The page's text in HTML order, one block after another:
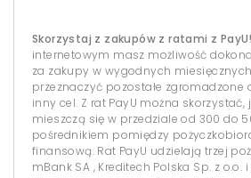
Skorzystaj z zakupów z ratami z PayU!
internetowym masz możliwość
za zakupy w wygodnych
przeznaczyć pozostałe zgromadzone
inny cel. Z rat PayU można skorzystać,
mieszczą się w przedziale od 300 do
pośrednikiem pomiędzy
finansową. Rat PayU udzielają trzej
mBank SA , Kreditech Polska Sp. z o.o.